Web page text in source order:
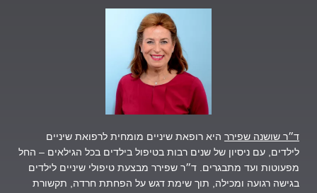
ד״ר שושנה שפירר היא רופאת שיניים מומחית לרפואת שיניים
לילדים, עם ניסיון של שנים רבות בטיפול בילדים בכל הגילאים – החל
מפעוטות ועד מתבגרים. ד״ר שפירר מבצעת טיפולי שיניים לילדים
בגישה רגועה ומכילה, תוך שימת דגש על הפחתת חרדה, תקשורת